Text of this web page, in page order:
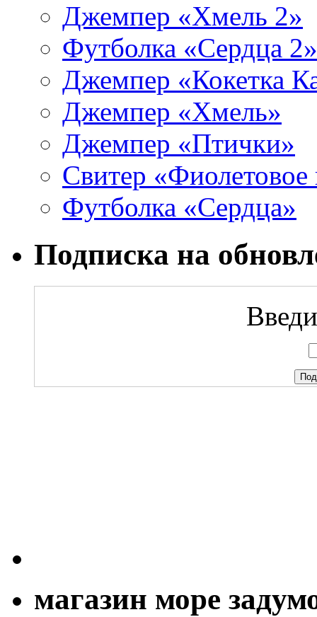
Джемпер «Хмель 2»
Футболка «Сердца 2»
Джемпер «Кокетка
Джемпер «Хмель»
Джемпер «Птички»
Свитер «Фиолетовое
Футболка «Сердца»
Подписка на
магазин море